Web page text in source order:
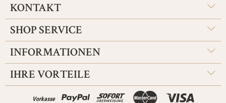
KONTAKT
SHOP SERVICE
INFORMATIONEN
IHRE VORTEILE
Vorkasse